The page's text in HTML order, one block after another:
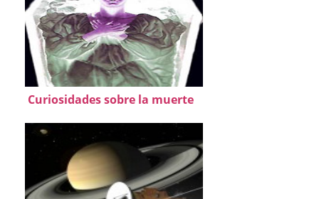
Curiosidades sobre la muerte